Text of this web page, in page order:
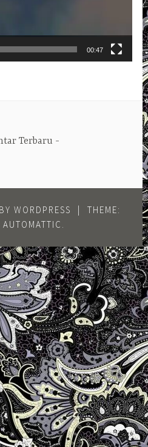
00:47
Terbaru
WORDPRESS
THEME:
AUTOMATTIC .